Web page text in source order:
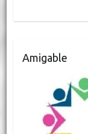
Amigable